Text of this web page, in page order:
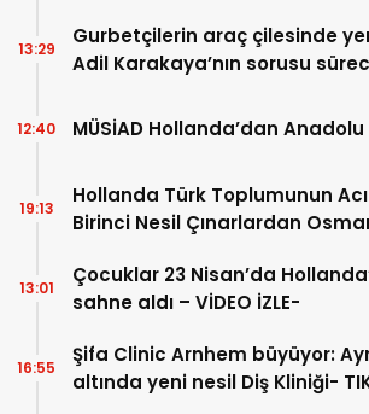
Gurbetçilerin araç çilesinde
Adil Karakaya’nın sorusu
13:29
MÜSİAD Hollanda’dan Anadolu
12:40
Hollanda Türk Toplumunun Acı
Birinci Nesil Çınarlardan
19:13
Çocuklar 23 Nisan’da
sahne aldı – VİDEO İZLE-
13:01
Şifa Clinic Arnhem büyüyor:
altında yeni nesil Diş Kliniği-
16:55